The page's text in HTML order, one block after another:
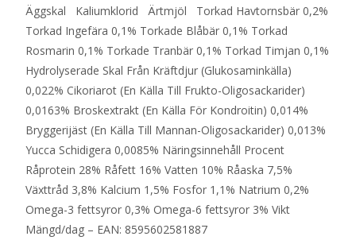
Äggskal Kaliumklorid Ärtmjöl Torkad Havtornsbär 0,2%
Torkad Ingefära 0,1% Torkade Blåbär 0,1% Torkad
Rosmarin 0,1% Torkade Tranbär 0,1% Torkad Timjan 0,1%
Hydrolyserade Skal Från Kräftdjur (Glukosaminkälla)
0,022% Cikoriarot (En Källa Till Frukto-Oligosackarider)
0,0163% Broskextrakt (En Källa För Kondroitin) 0,014%
Bryggerijäst (En Källa Till Mannan-Oligosackarider) 0,013%
Yucca Schidigera 0,0085% Näringsinnehåll Procent
Råprotein 28% Råfett 16% Vatten 10% Råaska 7,5%
Växttråd 3,8% Kalcium 1,5% Fosfor 1,1% Natrium 0,2%
Omega-3 fettsyror 0,3% Omega-6 fettsyror 3% Vikt
Mängd/dag – EAN: 8595602581887